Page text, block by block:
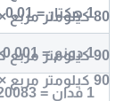
80 كيلومتر مربع × 1000 = 80000 دونم
90 كيلومتر مربع كم دونم؟
90 كيلومتر مربع × 1000 = 90000 دونم
1 هكتار = 0.01 كم²
1 دونم = 0.001 كم²
1 فدان = 0.00420083 كم²